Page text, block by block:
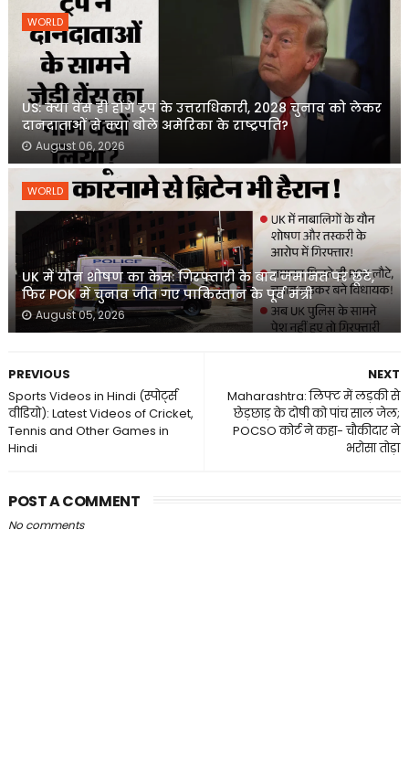
WORLD
US: क्या वेंस ही होंगे ट्रंप के उत्तराधिकारी, 2028 चुनाव को लेकर
दानदाताओं से क्या बोले अमेरिका के राष्ट्रपति?
August 06, 2026
WORLD
UK में यौन शोषण का केस: गिरफ्तारी के बाद जमानत पर छूटे,
फिर POK में चुनाव जीत गए पाकिस्तान के पूर्व मंत्री
August 05, 2026
NEXT
Maharashtra: लिफ्ट में लड़की से
छेड़छाड़ के दोषी को पांच साल जेल;
POCSO कोर्ट ने कहा- चौकीदार ने
भरोसा तोड़ा
PREVIOUS
Sports Videos in Hindi (स्पोर्ट्स
वीडियो): Latest Videos of Cricket,
Tennis and Other Games in
Hindi
POST A COMMENT
No comments